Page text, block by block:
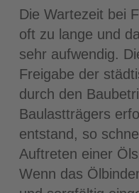
Die Wartezeit bei
oft zu lange und
sehr aufwendig.
Freigabe der
durch den
Baulastträgers
entstand, so
Auftreten einer
Wenn das